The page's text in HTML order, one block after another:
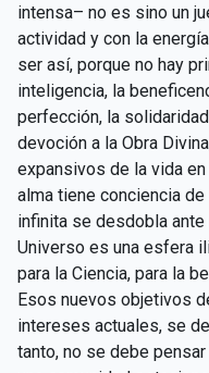
intensa– no es sino un
actividad y con la
ser así, porque no hay
inteligencia, la
perfección, la
devoción a la Obra
expansivos de la vida
alma tiene conciencia
infinita se desdobla
Universo es una esfera
para la Ciencia, para la
Esos nuevos objetivos
intereses actuales, se
tanto, no se debe